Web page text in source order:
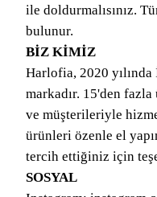
ile doldurmalısınız.
bulunur.
BİZ KİMİZ
Harlofia, 2020
markadır. 15'den
ve müşterileriyle
ürünleri özenle el
tercih ettiğiniz için
SOSYAL